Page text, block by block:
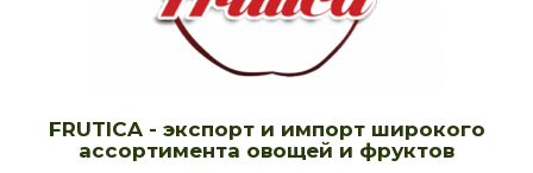
FRUTICA - экспорт и импорт широкого
ассортимента овощей и фруктов